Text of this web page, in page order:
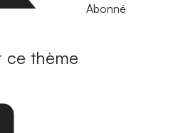
Abonné
ce thème